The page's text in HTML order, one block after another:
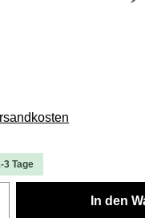
Tage
den In den